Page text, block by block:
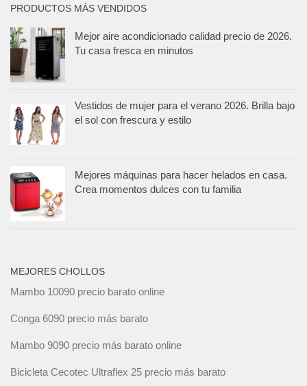
PRODUCTOS MÁS VENDIDOS
Mejor aire acondicionado calidad precio de 2026.
Tu casa fresca en minutos
Vestidos de mujer para el verano 2026. Brilla bajo
el sol con frescura y estilo
Mejores máquinas para hacer helados en casa.
Crea momentos dulces con tu familia
MEJORES CHOLLOS
Mambo 10090 precio barato online
Conga 6090 precio más barato
Mambo 9090 precio más barato online
Bicicleta Cecotec Ultraflex 25 precio más barato